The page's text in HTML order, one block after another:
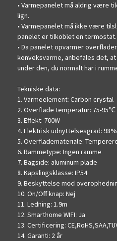
• Varmepanelet må aldrig være
lign.
• Varmepanelet må ikke være
panelet er tilkoblet en termostat.
• Da panelet opvarmer
konveksvarme, anbefales det,
under den, du normalt har i
Tekniske data:
1. Varmeelement: Carbon crystal
2. Overflade temperatur: 75-95℃
3. Effekt: 700W
4. Elektrisk udnyttelsesgrad: 98%
5. Overflademateriale:
6. Rammetype: Ingen ramme
7. Bagside: aluminum plade
8. Kapslingsklasse: IP54
9. Beskyttelse mod
10. On/Off knap: Nej
11. Ledning: 1.9m
12. Smarthome WIFI: Ja
13. Certificering:
14. Garanti: 2 år